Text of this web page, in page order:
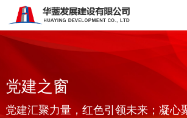
党建之窗
党建汇聚力量，红色引领未来；凝心